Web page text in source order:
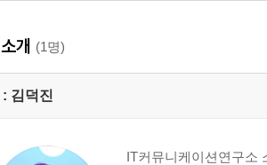
채우기로 없던 다리 만들기 | 어깨에 멘 쇼
바꾸는 스테이블 두들
클릭으로 창조적 변주, 프리픽
개 (1명)
: 김덕진
IT커뮤니케이션연구소